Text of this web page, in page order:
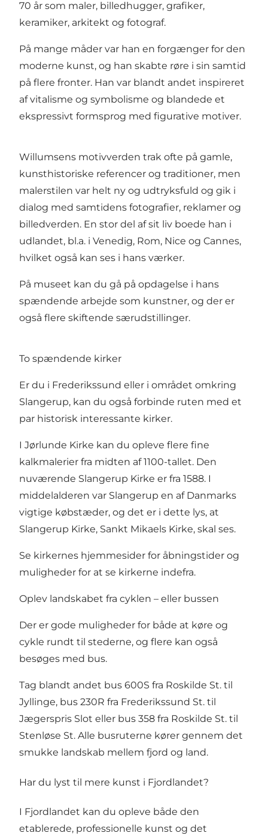
70 år som maler, billedhugger, grafiker,
keramiker, arkitekt og fotograf.
På mange måder var han en forgænger for den
moderne kunst, og han skabte røre i sin samtid
på flere fronter. Han var blandt andet inspireret
af vitalisme og symbolisme og blandede et
ekspressivt formsprog med figurative motiver.
Willumsens motivverden trak ofte på gamle,
kunsthistoriske referencer og traditioner, men
malerstilen var helt ny og udtryksfuld og gik i
dialog med samtidens fotografier, reklamer og
billedverden. En stor del af sit liv boede han i
udlandet, bl.a. i Venedig, Rom, Nice og Cannes,
hvilket også kan ses i hans værker.
På museet kan du gå på opdagelse i hans
spændende arbejde som kunstner, og der er
også flere skiftende særudstillinger.
To spændende kirker
Er du i Frederikssund eller i området omkring
Slangerup, kan du også forbinde ruten med et
par historisk interessante kirker.
I Jørlunde Kirke kan du opleve flere fine
kalkmalerier fra midten af 1100-tallet. Den
nuværende Slangerup Kirke er fra 1588. I
middelalderen var Slangerup en af Danmarks
vigtige købstæder, og det er i dette lys, at
Slangerup Kirke, Sankt Mikaels Kirke, skal ses.
Se kirkernes hjemmesider for åbningstider og
muligheder for at se kirkerne indefra.
Oplev landskabet fra cyklen – eller bussen
Der er gode muligheder for både at køre og
cykle rundt til stederne, og flere kan også
besøges med bus.
Tag blandt andet bus 600S fra Roskilde St. til
Jyllinge, bus 230R fra Frederikssund St. til
Jægerspris Slot eller bus 358 fra Roskilde St. til
Stenløse St. Alle busruterne kører gennem det
smukke landskab mellem fjord og land.
Har du lyst til mere kunst i Fjordlandet?
I Fjordlandet kan du opleve både den
etablerede, professionelle kunst og det